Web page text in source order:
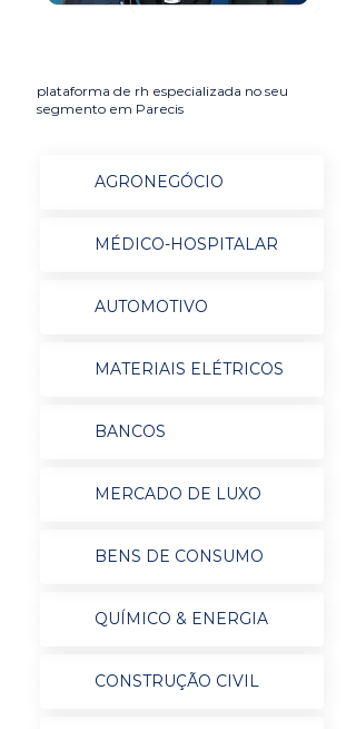
plataforma de rh especializada no seu
segmento em Parecis
AGRONEGÓCIO
MÉDICO-HOSPITALAR
AUTOMOTIVO
MATERIAIS ELÉTRICOS
BANCOS
MERCADO DE LUXO
BENS DE CONSUMO
QUÍMICO & ENERGIA
CONSTRUÇÃO CIVIL